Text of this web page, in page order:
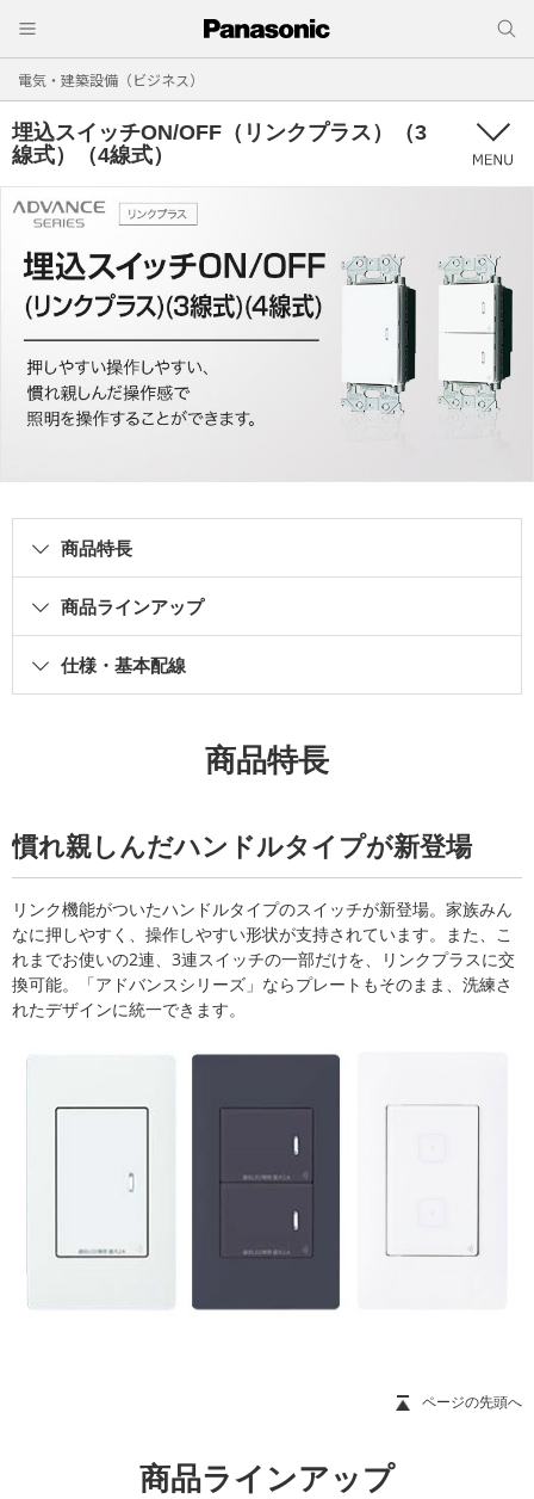
電気・建築設備（ビジネス）
埋込スイッチON/OFF（リンクプラス）（3
線式）（4線式）
商品特長
商品ラインアップ
仕様・基本配線
商品特長
慣れ親しんだハンドルタイプが新登場
リンク機能がついたハンドルタイプのスイッチが新登場。家族みん
なに押しやすく、操作しやすい形状が支持されています。また、こ
れまでお使いの2連、3連スイッチの一部だけを、リンクプラスに交
換可能。「アドバンスシリーズ」ならプレートもそのまま、洗練さ
れたデザインに統一できます。
ページの先頭へ
商品ラインアップ